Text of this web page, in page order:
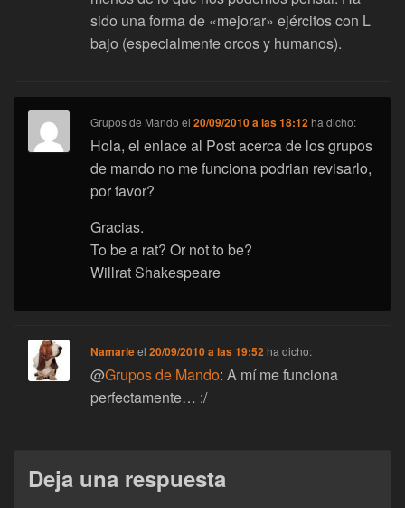
sido una forma de «mejorar» ejércitos con L
bajo (especialmente orcos y humanos).
Grupos de Mando el20/09/2010 a las 18:12 ha dicho:
Hola, el enlace al Post acerca de los grupos
de mando no me funciona podrian revisarlo,
por favor?
Gracias.
To be a rat? Or not to be?
Willrat Shakespeare
Namarieel20/09/2010 a las 19:52 ha dicho:
@Grupos de Mando: A mí me funciona
perfectamente… :/
Deja una respuesta